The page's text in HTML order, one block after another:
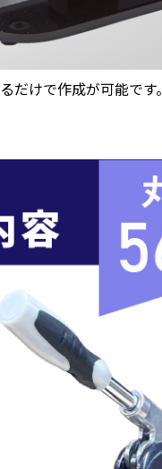
けで作成が可能です。